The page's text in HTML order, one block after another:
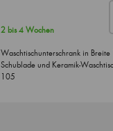
2 bis 4 Wochen
Waschtischunterschrank in Breite
Schublade und Keramik-
105